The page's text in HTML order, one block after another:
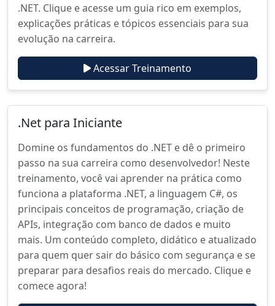
.NET. Clique e acesse um guia rico em exemplos,
explicações práticas e tópicos essenciais para sua
evolução na carreira.
Acessar Treinamento
.Net para Iniciante
Domine os fundamentos do .NET e dê o primeiro
passo na sua carreira como desenvolvedor! Neste
treinamento, você vai aprender na prática como
funciona a plataforma .NET, a linguagem C#, os
principais conceitos de programação, criação de
APIs, integração com banco de dados e muito
mais. Um conteúdo completo, didático e atualizado
para quem quer sair do básico com segurança e se
preparar para desafios reais do mercado. Clique e
comece agora!